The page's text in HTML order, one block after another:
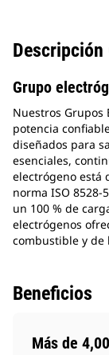
Descripción
Grupo
Nuestros Grupos
potencia
diseñados para
esenciales,
electrógeno está
norma ISO
un 100 % de
electrógenos
combustible y de
Beneficios
Más de